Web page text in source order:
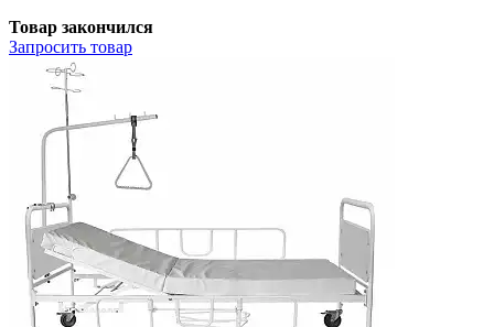
Товар закончился
Запросить товар